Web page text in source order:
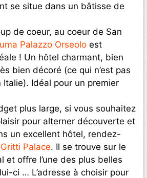
se situe dans un bâtisse de
de coeur, au coeur de San
Palazzo Orseolo est
! Un hôtel charmant, bien
bien décoré (ce qui n’est pas
Italie). Idéal pour un premier
plus large, si vous souhaitez
pour alterner découverte et
un excellent hôtel, rendez-
Palace. Il se trouve sur le
et offre l’une des plus belles
ci … L’adresse à choisir pour